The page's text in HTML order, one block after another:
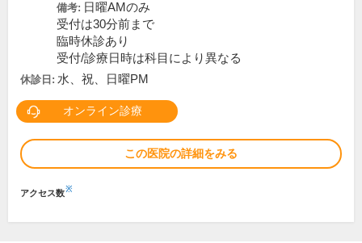
備考: 日曜AMのみ
受付は30分前まで
臨時休診あり
受付/診療日時は科目により異なる
休診日: 水、祝、日曜PM
オンライン診療
この医院の詳細をみる
アクセス数※